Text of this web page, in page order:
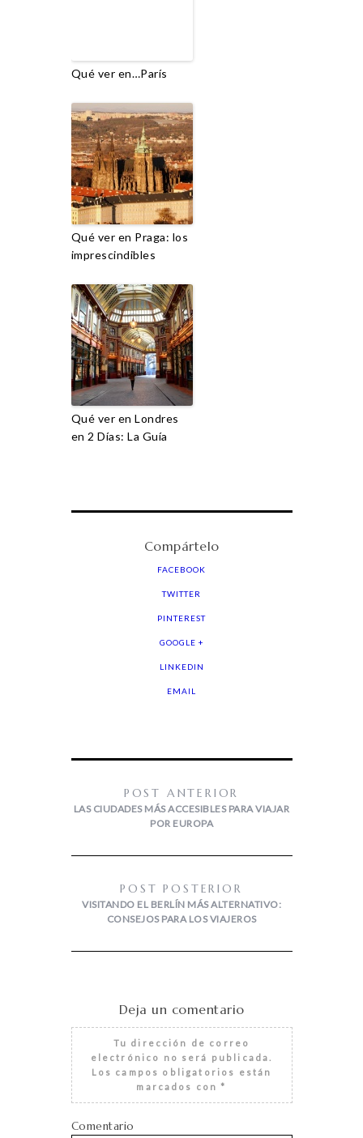
Qué ver en…París
Qué ver en Praga: los
imprescindibles
Qué ver en Londres
en 2 Días: La Guía
Compártelo
FACEBOOK
TWITTER
PINTEREST
GOOGLE +
LINKEDIN
EMAIL
POST ANTERIOR
LAS CIUDADES MÁS ACCESIBLES PARA VIAJAR
POR EUROPA
POST POSTERIOR
VISITANDO EL BERLÍN MÁS ALTERNATIVO:
CONSEJOS PARA LOS VIAJEROS
Deja un comentario
Tu dirección de correo
electrónico no será publicada.
Los campos obligatorios están
marcados con *
Comentario